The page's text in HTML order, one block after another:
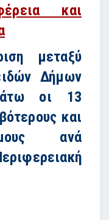
και
μεταξύ
Δήμων
οι 13
και
ανά